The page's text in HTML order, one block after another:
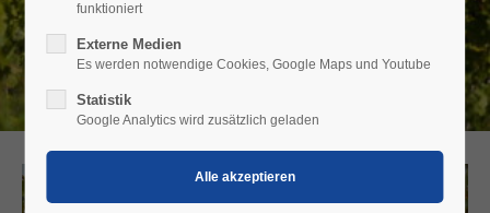
funktioniert
Externe Medien
Es werden notwendige Cookies, Google Maps und Youtube
Statistik
Google Analytics wird zusätzlich geladen